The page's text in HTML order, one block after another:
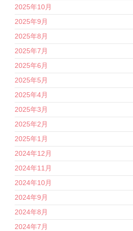
2025年10月
2025年9月
2025年8月
2025年7月
2025年6月
2025年5月
2025年4月
2025年3月
2025年2月
2025年1月
2024年12月
2024年11月
2024年10月
2024年9月
2024年8月
2024年7月